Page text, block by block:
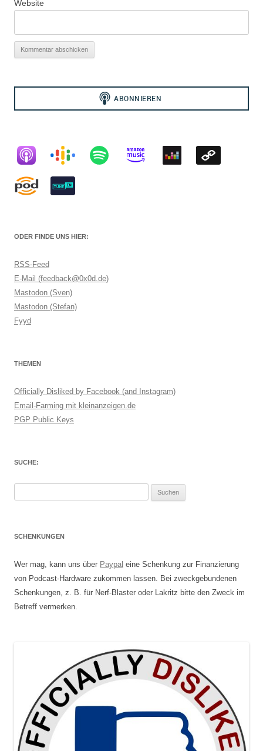
Website
ODER FINDE UNS HIER:
RSS-Feed
E-Mail (feedback@0x0d.de)
Mastodon (Sven)
Mastodon (Stefan)
Fyyd
THEMEN
Officially Disliked by Facebook (and Instagram)
Email-Farming mit kleinanzeigen.de
PGP Public Keys
SUCHE:
SCHENKUNGEN
Wer mag, kann uns über Paypal eine Schenkung zur Finanzierung
von Podcast-Hardware zukommen lassen. Bei zweckgebundenen
Schenkungen, z. B. für Nerf-Blaster oder Lakritz bitte den Zweck im
Betreff vermerken.